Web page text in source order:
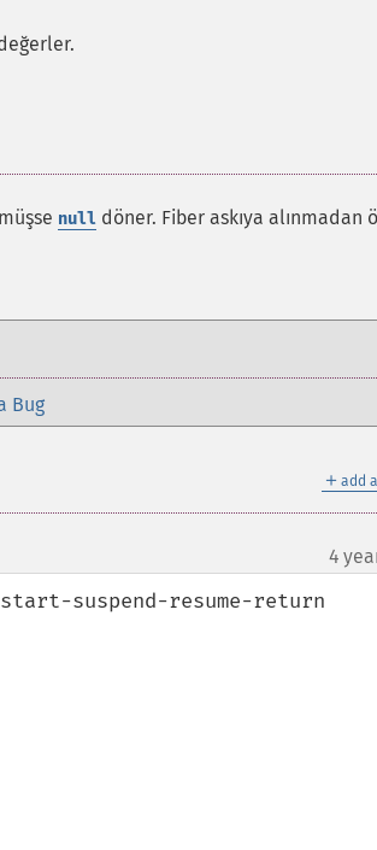
null döner. Fiber askıya alınmadan
Bug
＋ add
4
suspend-resume-return